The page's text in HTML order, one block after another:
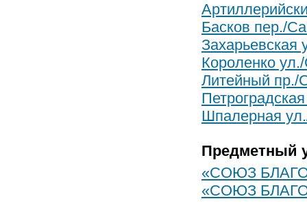
Басков пер./
Захарьевская
Короленко
Литейный пр./
Шпалерная
Предметный
«СОЮЗ
«СОЮЗ